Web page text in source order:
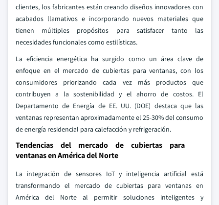
clientes, los fabricantes están creando diseños innovadores con
acabados llamativos e incorporando nuevos materiales que
tienen múltiples propósitos para satisfacer tanto las
necesidades funcionales como estilísticas.
La eficiencia energética ha surgido como un área clave de
enfoque en el mercado de cubiertas para ventanas, con los
consumidores priorizando cada vez más productos que
contribuyen a la sostenibilidad y el ahorro de costos. El
Departamento de Energía de EE. UU. (DOE) destaca que las
ventanas representan aproximadamente el 25-30% del consumo
de energía residencial para calefacción y refrigeración.
Tendencias del mercado de cubiertas para
ventanas en América del Norte
La integración de sensores IoT y inteligencia artificial está
transformando el mercado de cubiertas para ventanas en
América del Norte al permitir soluciones inteligentes y